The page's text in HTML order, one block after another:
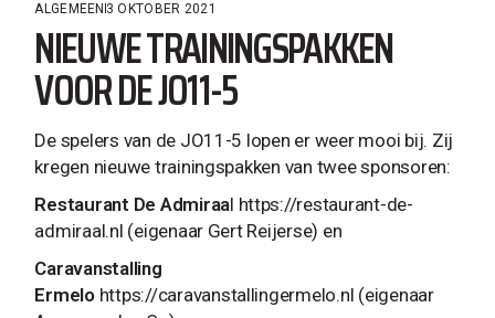
ALGEMEEN 3 OKTOBER 2021
NIEUWE TRAININGSPAKKEN
VOOR DE JO11-5
De spelers van de JO11-5 lopen er weer mooi bij. Zij
kregen nieuwe trainingspakken van twee sponsoren:
Restaurant De Admiraal https://restaurant-de-
admiraal.nl (eigenaar Gert Reijerse) en
Caravanstalling
Ermelohttps://caravanstallingermelo.nl (eigenaar